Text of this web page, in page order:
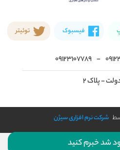
فیسبوک توئیتر
-
09123107789
- پلاک ۲
شرکت نرم افزاری سیژن